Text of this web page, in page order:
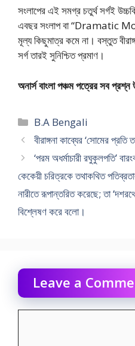
সংলাপের এই সমগ্র চতুর্থ সর্গই
এবছর সংলাপ বা “Dramatic
মূল্য কিছুমাত্র কমে না। বস্তুত
সর্গ তারই সুনিশ্চিত প্রমাণ।
অনার্স বাংলা পঞ্চম পত্রের সব
Categories
B.A Bengali
বীরাঙ্গনা কাব্যের ‘সোমের প্রতি
‘পরম অধর্মাচারী রঘুকুলপতি’
কেকেয়ী চরিত্রকে তথাকথিত
নারীতে রূপান্তরিত করেছে; তা
বিশ্লেষণ করে বলো।
Leave a